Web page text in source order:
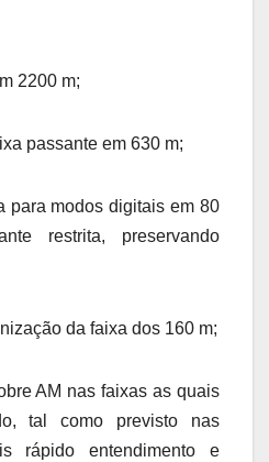
2200 m;
passante em 630 m;
para modos digitais em 80
restrita, preservando
da faixa dos 160 m;
AM nas faixas as quais
tal como previsto nas
rápido entendimento e